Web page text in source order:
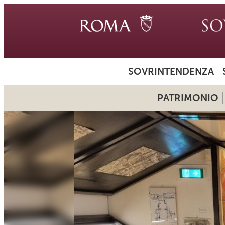
SOVRINTENDENZA
PATRIMONIO